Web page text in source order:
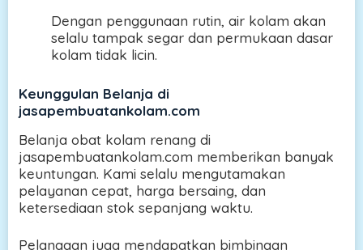
Dengan penggunaan rutin, air kolam akan
selalu tampak segar dan permukaan dasar
kolam tidak licin.
Keunggulan Belanja di
jasapembuatankolam.com
Belanja obat kolam renang di
jasapembuatankolam.com memberikan banyak
keuntungan. Kami selalu mengutamakan
pelayanan cepat, harga bersaing, dan
ketersediaan stok sepanjang waktu.
Pelanggan juga mendapatkan bimbingan